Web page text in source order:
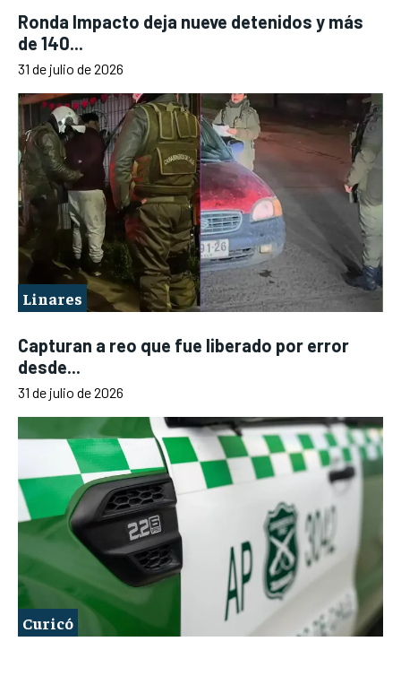
Ronda Impacto deja nueve detenidos y más
de 140...
31 de julio de 2026
Linares
Capturan a reo que fue liberado por error
desde...
31 de julio de 2026
Curicó